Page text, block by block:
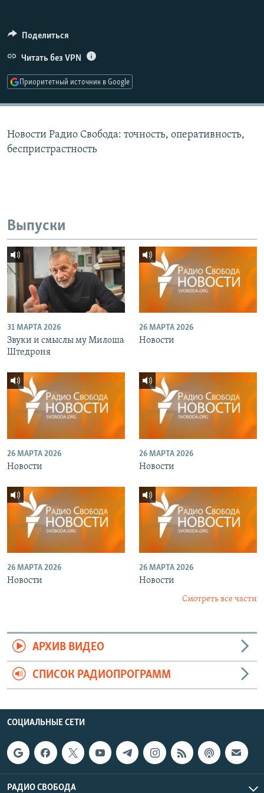
ПОДПИШИТЕСЬ НА РАССЫЛКУ
СОЦИАЛЬНЫЕ СЕТИ
Поделиться
Читать без VPN
Приоритетный источник в Google
Новости Радио Свобода: точность, оперативность,
беспристрастность
Выпуски
31 МАРТА 2026
Звуки и смыслы му Милоша
Штедроня
26 МАРТА 2026
Новости
26 МАРТА 2026
Новости
26 МАРТА 2026
Новости
26 МАРТА 2026
Новости
26 МАРТА 2026
Новости
Смотреть все части
АРХИВ ВИДЕО
СПИСОК РАДИОПРОГРАММ
СОЦИАЛЬНЫЕ СЕТИ
РАДИО СВОБОДА